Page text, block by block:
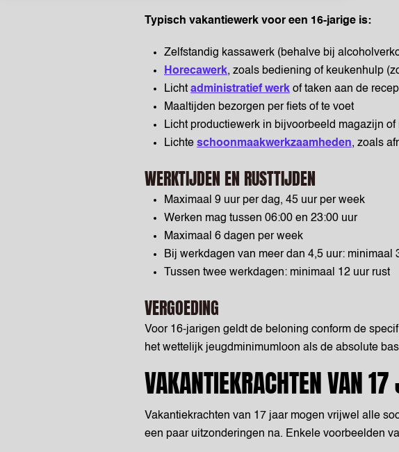
Typisch vakantiewerk voor een 16-jarige is:
Zelfstandig kassawerk (behalve bij
Horecawerk, zoals bediening of keukenhulp
Licht administratief werk of taken aan de
Maaltijden bezorgen per fiets of te voet
Licht productiewerk in bijvoorbeeld magazijn
Lichte schoonmaakwerkzaamheden, zoals
WERKTIJDEN EN RUSTTIJDEN
Maximaal 9 uur per dag, 45 uur per week
Werken mag tussen 06:00 en 23:00 uur
Maximaal 6 dagen per week
Bij werkdagen van meer dan 4,5 uur: minimaal
Tussen twee werkdagen: minimaal 12 uur rust
VERGOEDING
Voor 16-jarigen geldt de beloning conform de
het wettelijk jeugdminimumloon als de absolute
VAKANTIEKRACHTEN VAN
Vakantiekrachten van 17 jaar mogen vrijwel alle
een paar uitzonderingen na. Enkele voorbeelden